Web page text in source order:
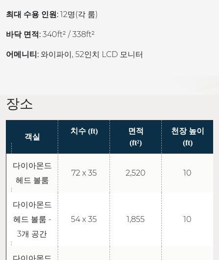
최대 수용 인원: 12명(각 룸)
바닥 면적: 340ft² / 338ft²
어메니티: 와이파이, 52인치 LCD 모니터
장소
객실
치수 (ft)
면적
(ft²)
천장 높이
(ft)
다이아몬드
헤드 볼룸
72 x 35 2,520 10
다이아몬드
헤드 볼룸 -
3개 공간
54 x 35 1,855 10